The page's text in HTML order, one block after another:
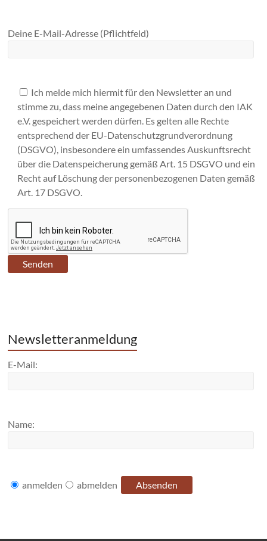
Deine E-Mail-Adresse (Pflichtfeld)
Ich melde mich hiermit für den Newsletter an und
stimme zu, dass meine angegebenen Daten durch den IAK
e.V. gespeichert werden dürfen. Es gelten alle Rechte
entsprechend der EU-Datenschutzgrundverordnung
(DSGVO), insbesondere ein umfassendes Auskunftsrecht
über die Datenspeicherung gemäß Art. 15 DSGVO und ein
Recht auf Löschung der personenbezogenen Daten gemäß
Art. 17 DSGVO.
Newsletteranmeldung
E-Mail:
Name:
anmelden abmelden